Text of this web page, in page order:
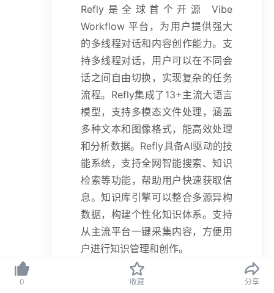
0 收藏 分享
Refly是全球首个开源 Vibe
Workflow 平台，为用户提供强大
的多线程对话和内容创作能力。支
持多线程对话，用户可以在不同会
话之间自由切换，实现复杂的任务
流程。Refly集成了13+主流大语言
模型，支持多模态文件处理，涵盖
多种文本和图像格式，能高效处理
和分析数据。Refly具备AI驱动的技
能系统，支持全网智能搜索、知识
检索等功能，帮助用户快速获取信
息。知识库引擎可以整合多源异构
数据，构建个性化知识体系。支持
从主流平台一键采集内容，方便用
户进行知识管理和创作。